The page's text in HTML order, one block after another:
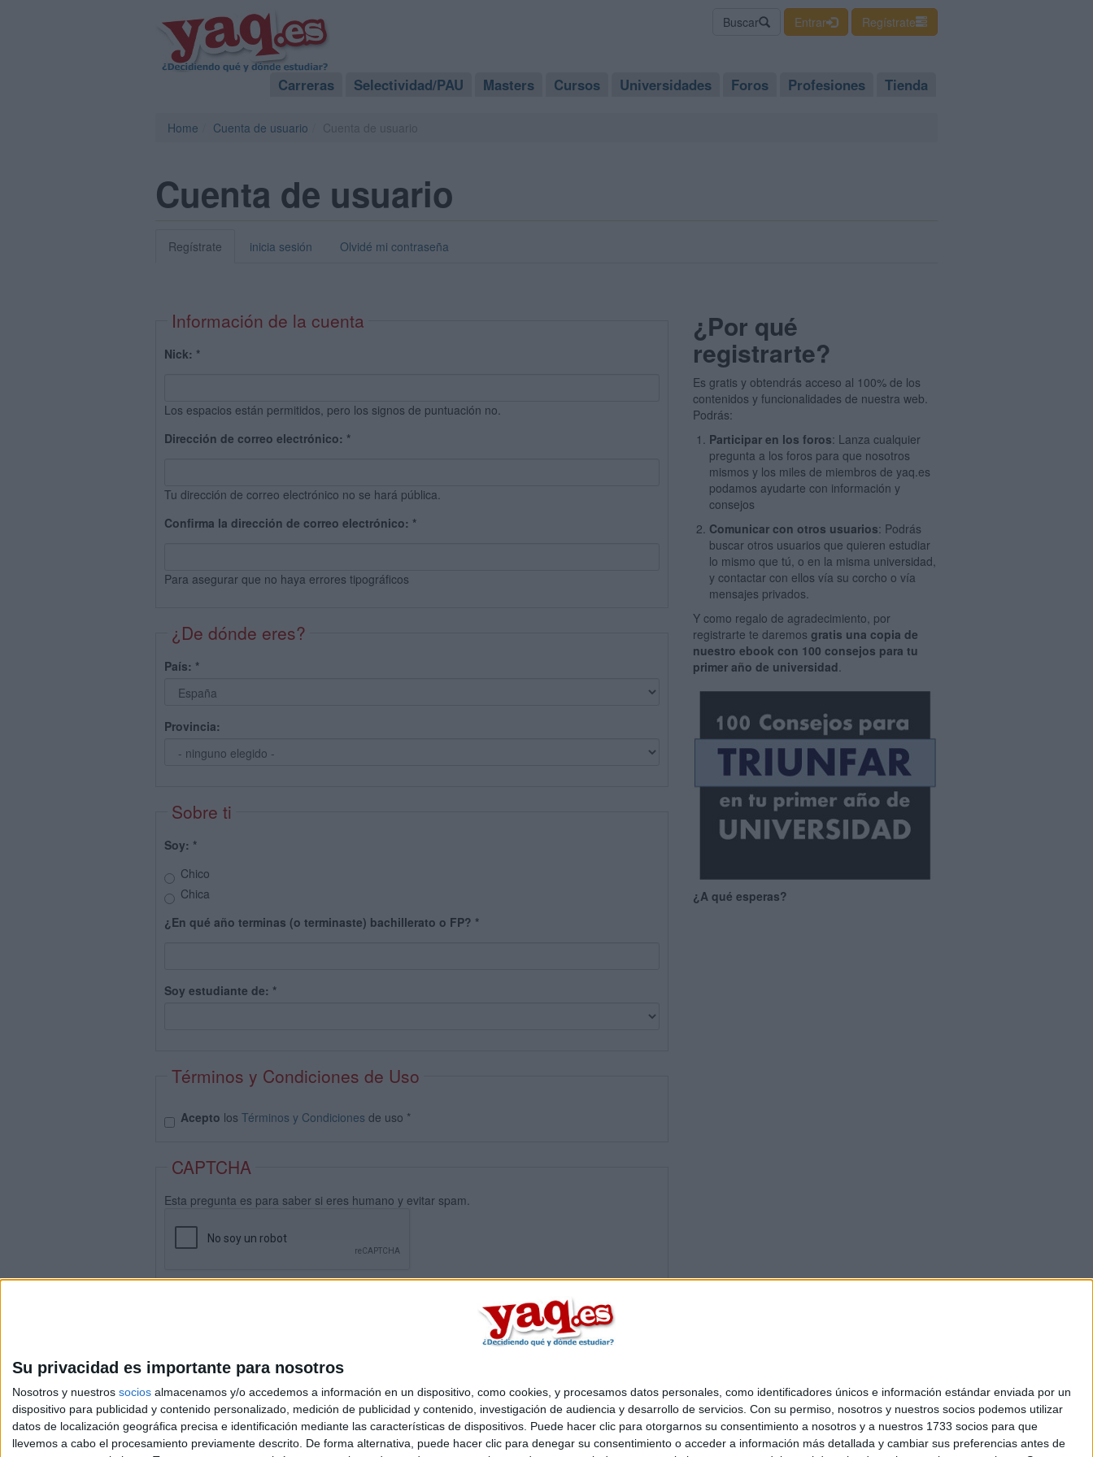
Su privacidad es importante para nosotros
Nosotros y nuestros socios almacenamos y/o accedemos a información en un dispositivo, como cookies, y procesamos datos personales, como identificadores únicos e información estándar enviada por un
dispositivo para publicidad y contenido personalizado, medición de publicidad y contenido, investigación de audiencia y desarrollo de servicios. Con su permiso, nosotros y nuestros socios podemos utilizar
datos de localización geográfica precisa e identificación mediante las características de dispositivos. Puede hacer clic para otorgarnos su consentimiento a nosotros y a nuestros 1733 socios para que
llevemos a cabo el procesamiento previamente descrito. De forma alternativa, puede hacer clic para denegar su consentimiento o acceder a información más detallada y cambiar sus preferencias antes de
Buscar Entrar Regístrate
Carreras Selectividad/PAU Masters Cursos Universidades Foros Profesiones Tienda
Home Cuenta de usuario
Cuenta de usuario
Regístrate inicia sesión Olvidé mi contraseña
Información de la cuenta
Nick: *
Los espacios están permitidos, pero los signos de puntuación no.
Dirección de correo electrónico: *
Tu dirección de correo electrónico no se hará pública.
Confirma la dirección de correo electrónico: *
Para asegurar que no haya errores tipográficos
¿De dónde eres?
País: *
Provincia:
Sobre ti
Soy: *
Chico
Chica
¿En qué año terminas (o terminaste) bachillerato o FP? *
Soy estudiante de: *
Términos y Condiciones de Uso
Acepto los Términos y Condiciones de uso *
CAPTCHA
Esta pregunta es para saber si eres humano y evitar spam.
¿Por qué
registrarte?
Es gratis y obtendrás acceso al 100% de los
contenidos y funcionalidades de nuestra web.
Podrás:
Participar en los foros: Lanza cualquier
pregunta a los foros para que nosotros
mismos y los miles de miembros de yaq.es
podamos ayudarte con información y
consejos
Comunicar con otros usuarios: Podrás
buscar otros usuarios que quieren estudiar
lo mismo que tú, o en la misma universidad,
y contactar con ellos vía su corcho o vía
mensajes privados.
Y como regalo de agradecimiento, por
registrarte te daremosgratis una copia de
nuestro ebook con 100 consejos para tu
primer año de universidad.
¿A qué esperas?
Quiénes somos |Contactar| Anúnciate
Aviso legal|Politica de privacidad|Condiciones generales|Política de cookies